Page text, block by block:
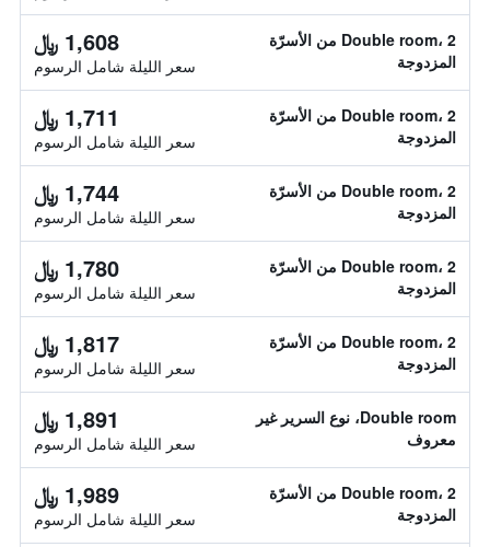
Double room، 2 من الأسرّة
المزدوجة
1,608 ﷼
سعر الليلة شامل الرسوم
Double room، 2 من الأسرّة
المزدوجة
1,711 ﷼
سعر الليلة شامل الرسوم
Double room، 2 من الأسرّة
المزدوجة
1,744 ﷼
سعر الليلة شامل الرسوم
Double room، 2 من الأسرّة
المزدوجة
1,780 ﷼
سعر الليلة شامل الرسوم
Double room، 2 من الأسرّة
المزدوجة
1,817 ﷼
سعر الليلة شامل الرسوم
Double room، نوع السرير غير
معروف
1,891 ﷼
سعر الليلة شامل الرسوم
Double room، 2 من الأسرّة
المزدوجة
1,989 ﷼
سعر الليلة شامل الرسوم